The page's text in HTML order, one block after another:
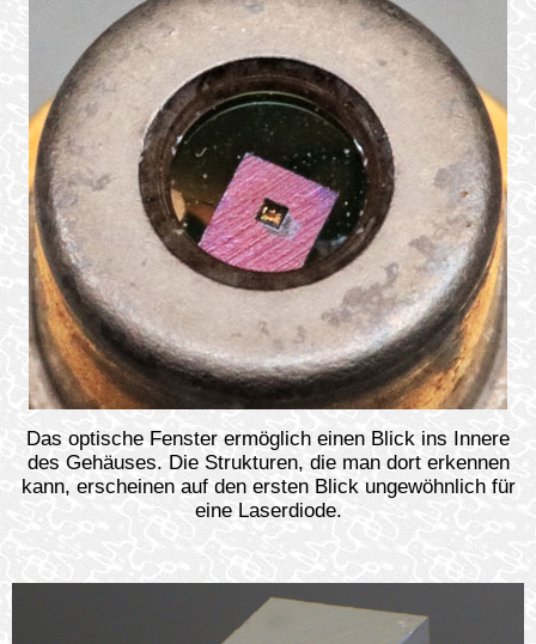
Das optische Fenster ermöglich einen Blick ins Innere
des Gehäuses. Die Strukturen, die man dort erkennen
kann, erscheinen auf den ersten Blick ungewöhnlich für
eine Laserdiode.